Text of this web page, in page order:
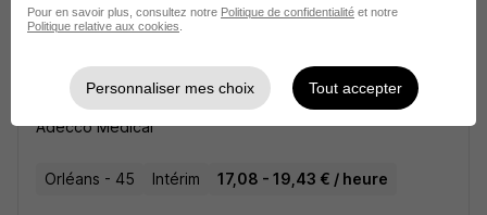
Infirmier H/F
Adecco Medical
Orléans - 45 Intérim 17,08 - 19,43 € / heure
Pour en savoir plus, consultez notre Politique de confidentialité et notre
Politique relative aux cookies
Personnaliser mes choix Tout accepter